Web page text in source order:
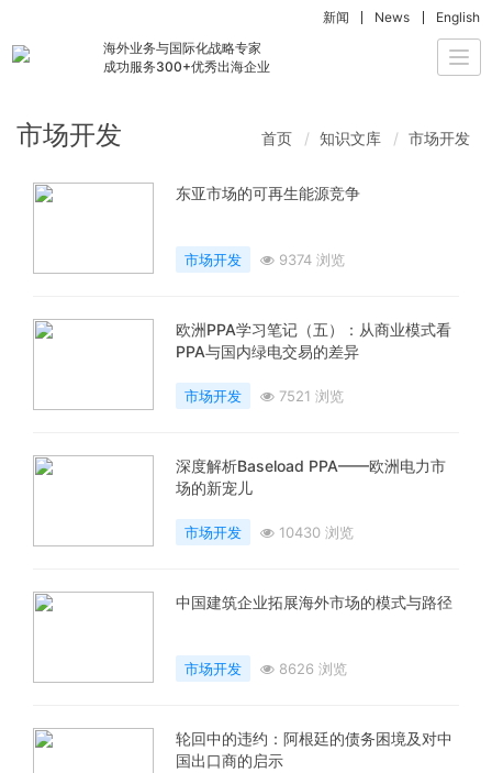
海外业务与国际化战略专家
成功服务300+优秀出海企业
新闻 News English
市场开发 首页 知识文库 市场开发
东亚市场的可再生能源竞争
市场开发 9374 浏览
欧洲PPA学习笔记（五）：从商业模式看
PPA与国内绿电交易的差异
市场开发 7521 浏览
深度解析Baseload PPA——欧洲电力市
场的新宠儿
市场开发 10430 浏览
中国建筑企业拓展海外市场的模式与路径
市场开发 8626 浏览
轮回中的违约：阿根廷的债务困境及对中
国出口商的启示